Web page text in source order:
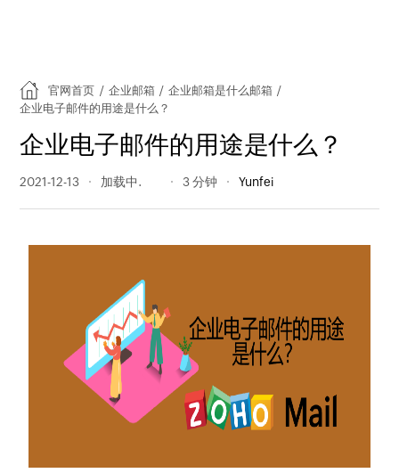
官网首页 / 企业邮箱 / 企业邮箱是什么邮箱 /
企业电子邮件的用途是什么？
企业电子邮件的用途是什么？
2021-12-13 918 阅读量 3 分钟 Yunfei